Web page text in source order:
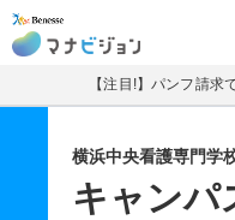
マナビジョン
【注目!】パンフ請
横浜中央看護専門学
キャンパ